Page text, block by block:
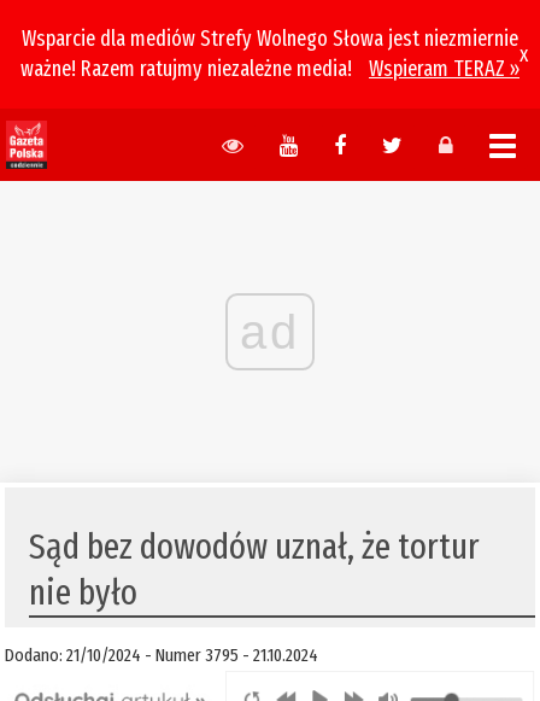
Wsparcie dla mediów Strefy Wolnego Słowa jest niezmiernie
ważne! Razem ratujmy niezależne media!
Wspieram TERAZ »
x
ad
Sąd bez dowodów uznał, że tortur
nie było
Dodano: 21/10/2024 - Numer 3795 - 21.10.2024